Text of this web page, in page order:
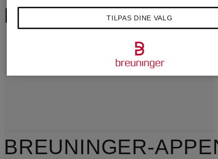
FØLG BREUNINGER
BREUNINGER-
TILPAS DINE VALG